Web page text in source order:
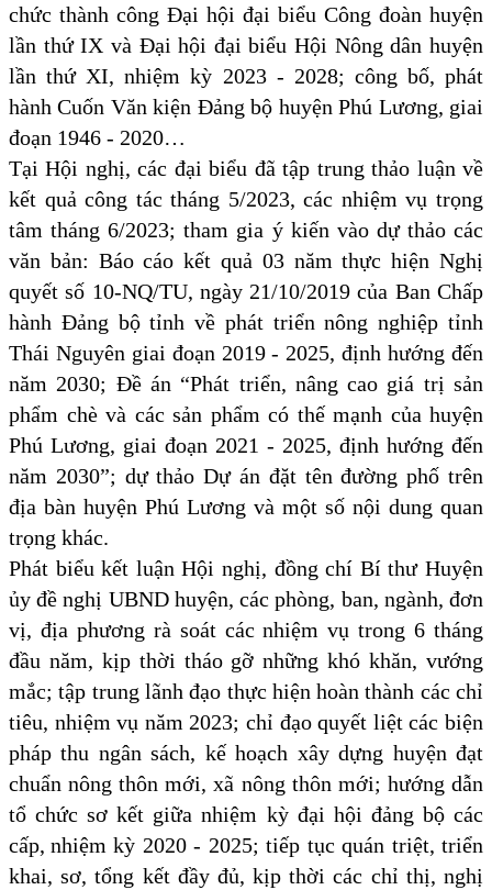
chức thành công Đại hội đại biểu Công đoàn huyện
lần thứ IX và Đại hội đại biểu Hội Nông dân huyện
lần thứ XI, nhiệm kỳ 2023 - 2028; công bố, phát
hành Cuốn Văn kiện Đảng bộ huyện Phú Lương, giai
đoạn 1946 - 2020…
Tại Hội nghị, các đại biểu đã tập trung thảo luận về
kết quả công tác tháng 5/2023, các nhiệm vụ trọng
tâm tháng 6/2023; tham gia ý kiến vào dự thảo các
văn bản: Báo cáo kết quả 03 năm thực hiện Nghị
quyết số 10-NQ/TU, ngày 21/10/2019 của Ban Chấp
hành Đảng bộ tỉnh về phát triển nông nghiệp tỉnh
Thái Nguyên giai đoạn 2019 - 2025, định hướng đến
năm 2030; Đề án “Phát triển, nâng cao giá trị sản
phẩm chè và các sản phẩm có thế mạnh của huyện
Phú Lương, giai đoạn 2021 - 2025, định hướng đến
năm 2030”; dự thảoDự án đặt tên đường phố trên
địa bàn huyện Phú Lương và một số nội dung quan
trọng khác.
Phát biểu kết luận Hội nghị, đồng chí Bí thư Huyện
ủy đề nghị UBND huyện, các phòng, ban, ngành, đơn
vị, địa phương rà soát các nhiệm vụ trong 6 tháng
đầu năm, kịp thời tháo gỡ những khó khăn, vướng
mắc; tập trung lãnh đạo thực hiện hoàn thành các chỉ
tiêu, nhiệm vụ năm 2023; chỉ đạo quyết liệt các biện
pháp thu ngân sách, kế hoạch xây dựng huyện đạt
chuẩn nông thôn mới, xã nông thôn mới; hướng dẫn
tổ chức sơ kết giữa nhiệm kỳ đại hội đảng bộ các
cấp, nhiệm kỳ 2020 - 2025; tiếp tục quán triệt, triển
khai, sơ, tổng kết đầy đủ, kịp thời các chỉ thị, nghị